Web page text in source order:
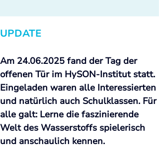
UPDATE
Am 24.06.2025 fand der Tag der
offenen Tür im HySON-Institut statt.
Eingeladen waren alle Interessierten
und natürlich auch Schulklassen. Für
alle galt: Lerne die faszinierende
Welt des Wasserstoffs spielerisch
und anschaulich kennen.